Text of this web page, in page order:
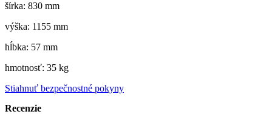
šírka: 830 mm
výška: 1155 mm
hĺbka: 57 mm
hmotnosť: 35 kg
Stiahnuť bezpečnostné pokyny
Recenzie